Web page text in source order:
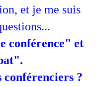
et je me suis
conférence" et
conférenciers ?